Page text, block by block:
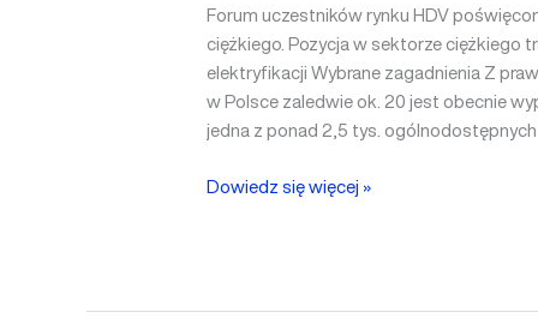
Forum uczestników rynku HDV
ciężkiego. Pozycja w sektorze ciężkiego
elektryfikacji Wybrane zagadnienia Z
w Polsce zaledwie ok. 20 jest obecnie
jedna z ponad 2,5 tys.
Dowiedz się więcej »